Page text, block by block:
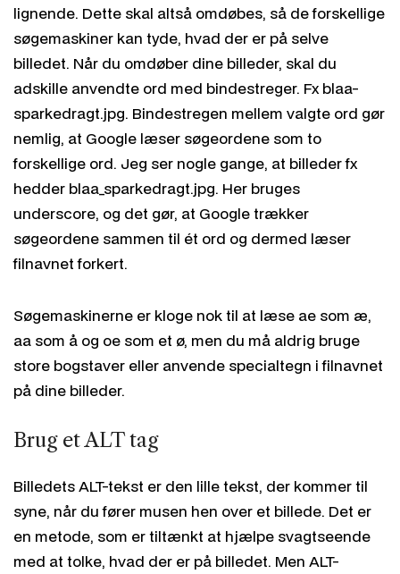
lignende. Dette skal altså omdøbes, så de forskellige
søgemaskiner kan tyde, hvad der er på selve
billedet. Når du omdøber dine billeder, skal du
adskille anvendte ord med bindestreger. Fx blaa-
sparkedragt.jpg. Bindestregen mellem valgte ord gør
nemlig, at Google læser søgeordene som to
forskellige ord. Jeg ser nogle gange, at billeder fx
hedder blaa_sparkedragt.jpg. Her bruges
underscore, og det gør, at Google trækker
søgeordene sammen til ét ord og dermed læser
filnavnet forkert.
Søgemaskinerne er kloge nok til at læse ae som æ,
aa som å og oe som et ø, men du må aldrig bruge
store bogstaver eller anvende specialtegn i filnavnet
på dine billeder.
Brug et ALT tag
Billedets ALT-tekst er den lille tekst, der kommer til
syne, når du fører musen hen over et billede. Det er
en metode, som er tiltænkt at hjælpe svagtseende
med at tolke, hvad der er på billedet. Men ALT-